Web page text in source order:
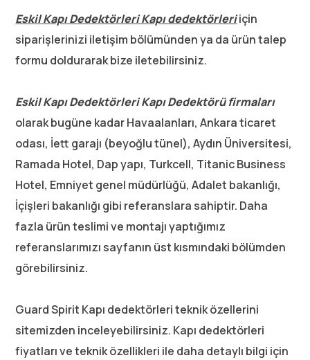
Eskil Kapı Dedektörleri Kapı dedektörleriiçin
siparişlerinizi iletişim bölümünden ya da ürün talep
formu doldurarak bize iletebilirsiniz.
Eskil Kapı Dedektörleri Kapı Dedektörü firmaları
olarak bugüne kadar Havaalanları, Ankara ticaret
odası, İett garajı (beyoğlu tünel), Aydın Üniversitesi,
Ramada Hotel, Dap yapı, Turkcell, Titanic Business
Hotel, Emniyet genel müdürlüğü, Adalet bakanlığı,
İçişleri bakanlığı gibi referanslara sahiptir. Daha
fazla ürün teslimi ve montajı yaptığımız
referanslarımızı sayfanın üst kısmındaki bölümden
görebilirsiniz.
Guard Spirit Kapı dedektörleri teknik özellerini
sitemizden inceleyebilirsiniz. Kapı dedektörleri
fiyatları ve teknik özellikleri ile daha detaylı bilgi için